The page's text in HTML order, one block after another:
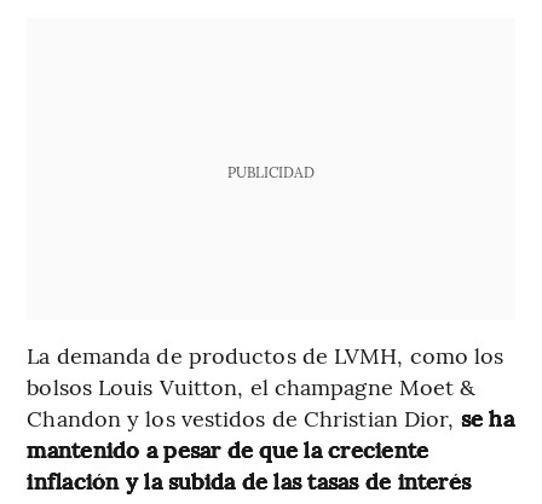
PUBLICIDAD
La demanda de productos de LVMH, como los
bolsos Louis Vuitton, el champagne Moet &
Chandon y los vestidos de Christian Dior, se ha
mantenido a pesar de que la creciente
inflación y la subida de las tasas de interés